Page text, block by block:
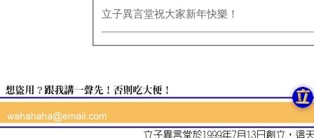
立子異言堂祝大家新年快樂！